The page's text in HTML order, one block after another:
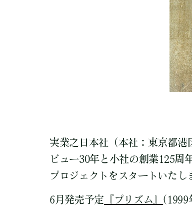
実業之日本社（本社：東京都
ビュー30年と小社の創業125周
プロジェクトをスタートいたし
6月発売予定 『プリズム』 (1999